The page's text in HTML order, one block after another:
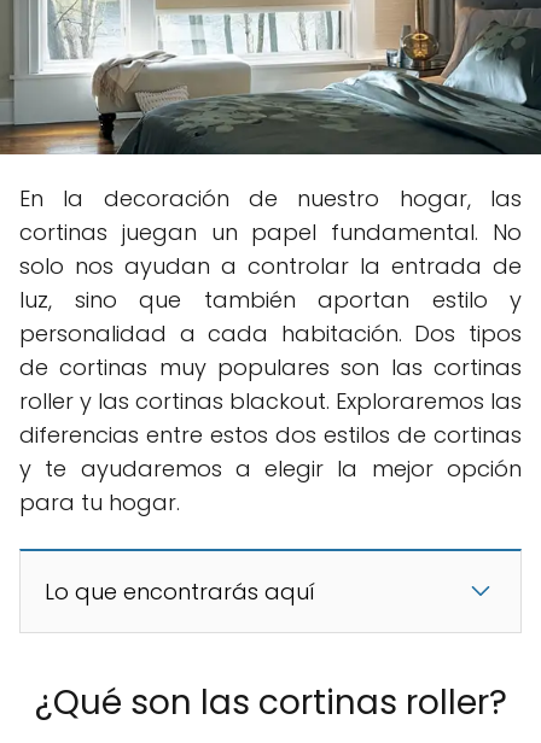
En la decoración de nuestro hogar, las
cortinas juegan un papel fundamental. No
solo nos ayudan a controlar la entrada de
luz, sino que también aportan estilo y
personalidad a cada habitación. Dos tipos
de cortinas muy populares son las cortinas
roller y las cortinas blackout. Exploraremos las
diferencias entre estos dos estilos de cortinas
y te ayudaremos a elegir la mejor opción
para tu hogar.
Lo que encontrarás aquí
¿Qué son las cortinas roller?